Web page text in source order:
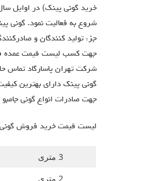
شروع به فعالیت نمود. گونی
جزء توليد کنندگان و
جهت کسب لیست قیمت عمده
شرکت تهران پاسارگاد تماس
گونی پینک دارای بهترین
جهت صادرات انواع گونی
لیست قیمت خرید فروش گونی
3 متری
2 متری